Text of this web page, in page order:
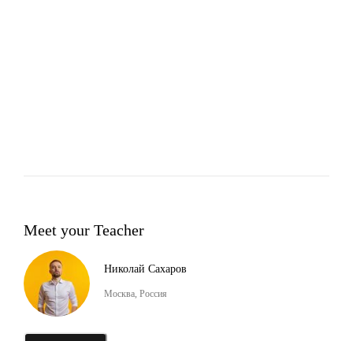
Meet your Teacher
Николай Сахаров
Москва, Россия